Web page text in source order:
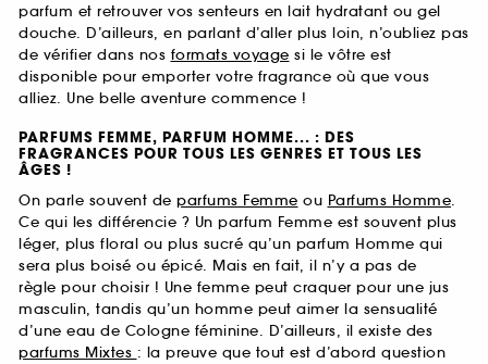
parfum et retrouver vos senteurs en lait hydratant ou gel
douche. D’ailleurs, en parlant d’aller plus loin, n’oubliez pas
de vérifier dans nos formats voyage si le vôtre est
disponible pour emporter votre fragrance où que vous
alliez. Une belle aventure commence !
PARFUMS FEMME, PARFUM HOMME... : DES
FRAGRANCES POUR TOUS LES GENRES ET TOUS LES
ÂGES !
On parle souvent de parfums Femme ou Parfums Homme.
Ce qui les différencie ? Un parfum Femme est souvent plus
léger, plus floral ou plus sucré qu’un parfum Homme qui
sera plus boisé ou épicé. Mais en fait, il n’y a pas de
règle pour choisir ! Une femme peut craquer pour une jus
masculin, tandis qu’un homme peut aimer la sensualité
d’une eau de Cologne féminine. D’ailleurs, il existe des
parfums Mixtes : la preuve que tout est d’abord question